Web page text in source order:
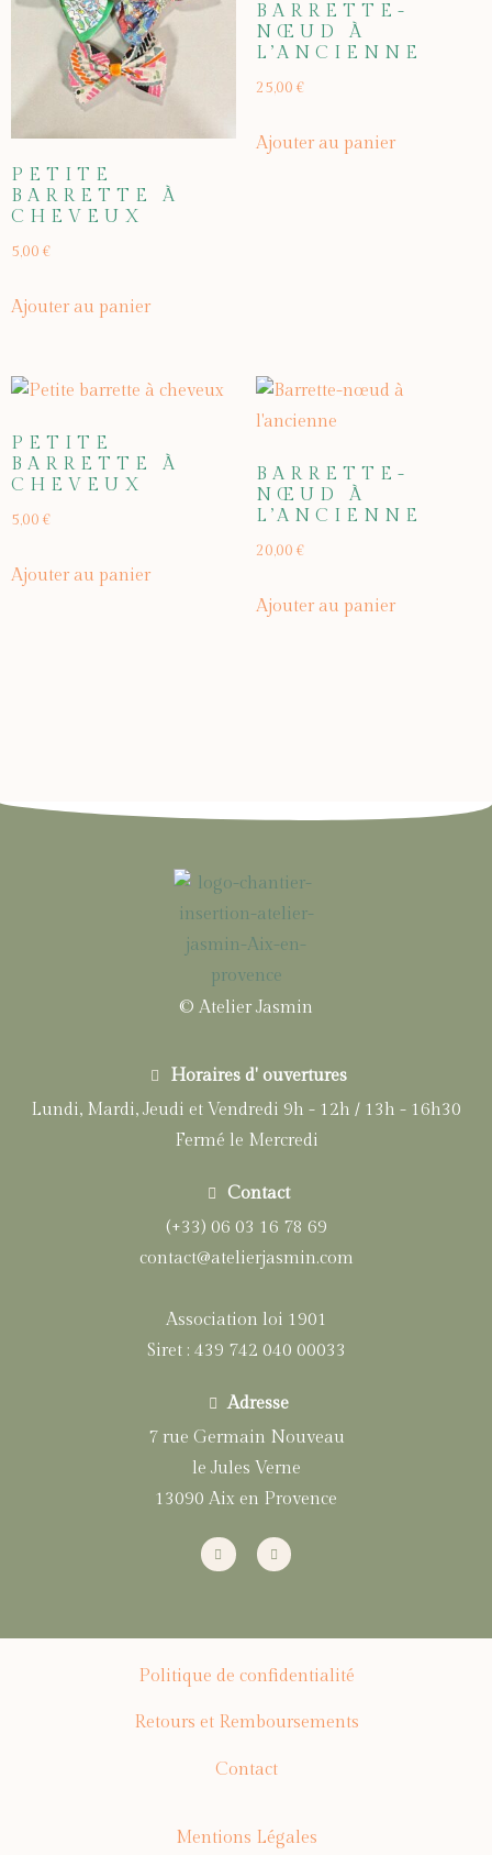
PETITE
BARRETTE À
CHEVEUX
5,00 €
Ajouter au panier
BARRETTE-
NŒUD À
L’ANCIENNE
25,00 €
Ajouter au panier
PETITE
BARRETTE À
CHEVEUX
5,00 €
Ajouter au panier
BARRETTE-
NŒUD À
L’ANCIENNE
20,00 €
Ajouter au panier
© Atelier Jasmin
Horaires d' ouvertures
Lundi, Mardi, Jeudi et Vendredi 9h - 12h / 13h - 16h30
Fermé le Mercredi
Contact
(+33) 06 03 16 78 69
contact@atelierjasmin.com
Association loi 1901
Siret : 439 742 040 00033
Adresse
7 rue Germain Nouveau
le Jules Verne
13090 Aix en Provence
Politique de confidentialité
Retours et Remboursements
Contact
Mentions Légales